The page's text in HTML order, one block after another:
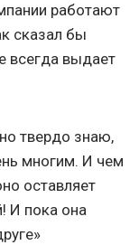
работают
сказал бы
всегда выдает
твердо знаю,
многим. И чем
оставляет
И пока она